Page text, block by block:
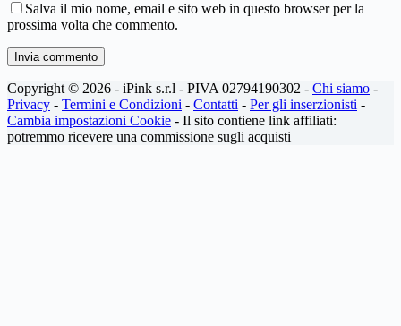
Salva il mio nome, email e sito web in questo browser per la
prossima volta che commento.
Invia commento
Copyright © 2026 - iPink s.r.l - PIVA 02794190302 - Chi siamo -
Privacy - Termini e Condizioni - Contatti - Per gli inserzionisti -
Cambia impostazioni Cookie - Il sito contiene link affiliati:
potremmo ricevere una commissione sugli acquisti